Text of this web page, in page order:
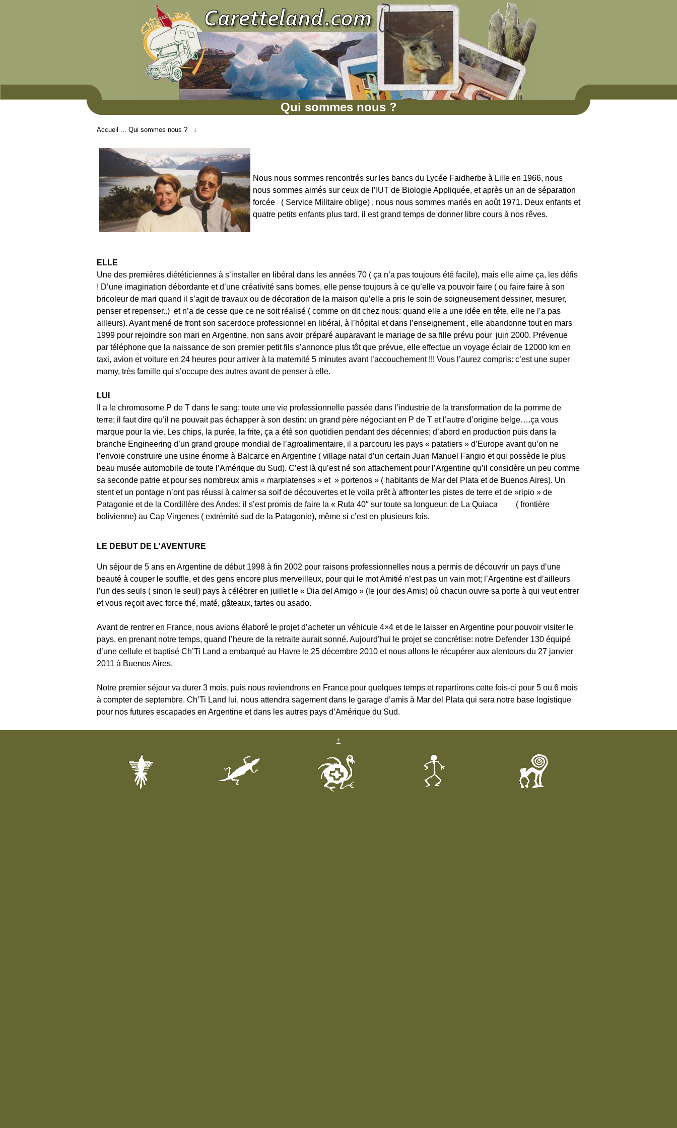
Qui sommes nous ?
Accueil ... Qui sommes nous ? ↓
Nous nous sommes rencontrés sur les bancs du Lycée Faidherbe à Lille en 1966, nous
nous sommes aimés sur ceux de l’IUT de Biologie Appliquée, et après un an de séparation
forcée ( Service Militaire oblige) , nous nous sommes mariés en août 1971. Deux enfants et
quatre petits enfants plus tard, il est grand temps de donner libre cours à nos rêves.
ELLE
Une des premières diététiciennes à s’installer en libéral dans les années 70 ( ça n’a pas toujours été facile), mais elle aime ça, les défis
! D’une imagination débordante et d’une créativité sans bornes, elle pense toujours à ce qu’elle va pouvoir faire ( ou faire faire à son
bricoleur de mari quand il s’agit de travaux ou de décoration de la maison qu’elle a pris le soin de soigneusement dessiner, mesurer,
penser et repenser..) et n’a de cesse que ce ne soit réalisé ( comme on dit chez nous: quand elle a une idée en tête, elle ne l’a pas
ailleurs). Ayant mené de front son sacerdoce professionnel en libéral, à l’hôpital et dans l’enseignement , elle abandonne tout en mars
1999 pour rejoindre son mari en Argentine, non sans avoir préparé auparavant le mariage de sa fille prévu pour juin 2000. Prévenue
par téléphone que la naissance de son premier petit fils s’annonce plus tôt que prévue, elle effectue un voyage éclair de 12000 km en
taxi, avion et voiture en 24 heures pour arriver à la maternité 5 minutes avant l’accouchement !!! Vous l’aurez compris: c’est une super
mamy, très famille qui s’occupe des autres avant de penser à elle.
LUI
Il a le chromosome P de T dans le sang: toute une vie professionnelle passée dans l’industrie de la transformation de la pomme de
terre; il faut dire qu’il ne pouvait pas échapper à son destin: un grand père négociant en P de T et l’autre d’origine belge….ça vous
marque pour la vie. Les chips, la purée, la frite, ça a été son quotidien pendant des décennies; d’abord en production puis dans la
branche Engineering d’un grand groupe mondial de l’agroalimentaire, il a parcouru les pays « patatiers » d’Europe avant qu’on ne
l’envoie construire une usine énorme à Balcarce en Argentine ( village natal d’un certain Juan Manuel Fangio et qui possède le plus
beau musée automobile de toute l’Amérique du Sud). C’est là qu’est né son attachement pour l’Argentine qu’il considère un peu comme
sa seconde patrie et pour ses nombreux amis « marplatenses » et » portenos » ( habitants de Mar del Plata et de Buenos Aires). Un
stent et un pontage n’ont pas réussi à calmer sa soif de découvertes et le voila prêt à affronter les pistes de terre et de »ripio » de
Patagonie et de la Cordillère des Andes; il s’est promis de faire la « Ruta 40″ sur toute sa longueur: de La Quiaca ( frontière
bolivienne) au Cap Virgenes ( extrémité sud de la Patagonie), même si c’est en plusieurs fois.
LE DEBUT DE L'AVENTURE
Un séjour de 5 ans en Argentine de début 1998 à fin 2002 pour raisons professionnelles nous a permis de découvrir un pays d’une
beauté à couper le souffle, et des gens encore plus merveilleux, pour qui le mot Amitié n’est pas un vain mot; l’Argentine est d’ailleurs
l’un des seuls ( sinon le seul) pays à célébrer en juillet le « Dia del Amigo » (le jour des Amis) où chacun ouvre sa porte à qui veut entrer
et vous reçoit avec force thé, maté, gâteaux, tartes ou asado.
Avant de rentrer en France, nous avions élaboré le projet d’acheter un véhicule 4×4 et de le laisser en Argentine pour pouvoir visiter le
pays, en prenant notre temps, quand l’heure de la retraite aurait sonné. Aujourd’hui le projet se concrétise: notre Defender 130 équipé
d’une cellule et baptisé Ch’Ti Land a embarqué au Havre le 25 décembre 2010 et nous allons le récupérer aux alentours du 27 janvier
2011 à Buenos Aires.
Notre premier séjour va durer 3 mois, puis nous reviendrons en France pour quelques temps et repartirons cette fois-ci pour 5 ou 6 mois
à compter de septembre. Ch’Ti Land lui, nous attendra sagement dans le garage d’amis à Mar del Plata qui sera notre base logistique
pour nos futures escapades en Argentine et dans les autres pays d’Amérique du Sud.
↑